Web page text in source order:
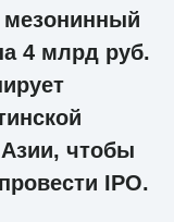
4 млрд руб.
чтобы
IPO.